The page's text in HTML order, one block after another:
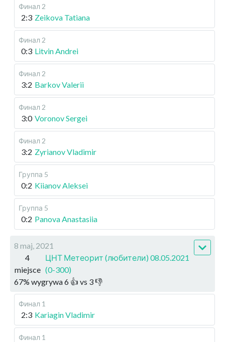
Финал 2
2:3 Zeikova Tatiana
Финал 2
0:3 Litvin Andrei
Финал 2
3:2 Barkov Valerii
Финал 2
3:0 Voronov Sergei
Финал 2
3:2 Zyrianov Vladimir
Группа 5
0:2 Kiianov Aleksei
Группа 5
0:2 Panova Anastasiia
8 maj, 2021
4
miejsce
ЦНТ Метеорит (любители) 08.05.2021
(0-300)
67% wygrywa6 👍 vs 3👎
Финал 1
2:3 Kariagin Vladimir
Финал 1